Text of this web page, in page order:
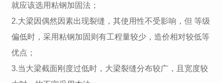
就应该选用粘钢加固法；
2.大梁因偶然因素出现裂缝，其使用性不受影响，但 等级
偏低时，采用粘钢加固则有工程量较少，造价相对较低等
优点；
3.当大梁截面刚度过低时，大梁裂缝分布较广，且宽度较